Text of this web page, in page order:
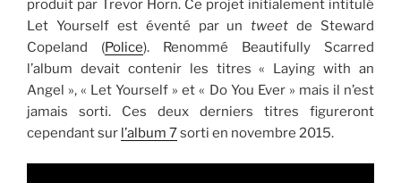
produit par Trevor Horn. Ce projet initialement intitulé
Let Yourself est éventé par untweet de Steward
Copeland (Police). Renommé Beautifully Scarred
l’album devait contenir les titres « Laying with an
Angel », « Let Yourself » et « Do You Ever » mais il n’est
jamais sorti. Ces deux derniers titres figureront
cependant sur l’album 7sorti en novembre 2015.